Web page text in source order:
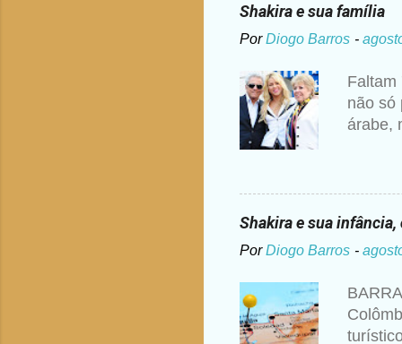
anos
para
Shakira e sua família
Por Diogo Barros -
Faltam
não só
árabe,
York,
Don
uma
depois
Shakira e sua
Por Diogo Barros -